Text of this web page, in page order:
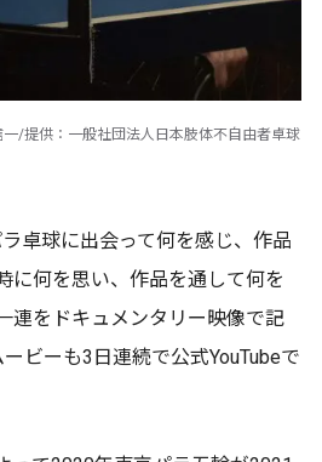
/提供：一般社団法人日本肢体不自由者卓球
卓球に出会って何を感じ、作品
に何を思い、作品を通して何を
連をドキュメンタリー映像で記
ビーも3日連続で公式YouTubeで